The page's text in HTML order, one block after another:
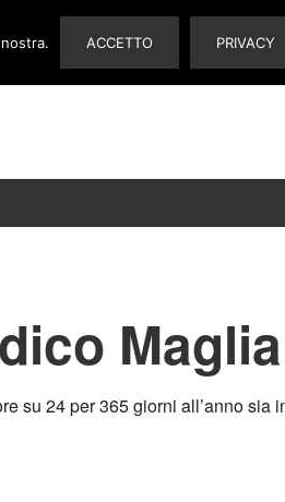
su 24 per 365 giorni all’anno sia
ACCETTO PRIVACY